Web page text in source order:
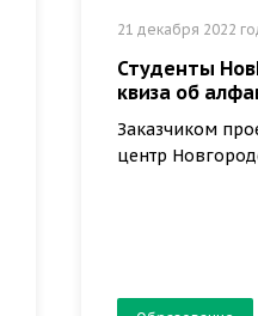
21 декабря 2022
Студенты
квиза об
Заказчиком
центр